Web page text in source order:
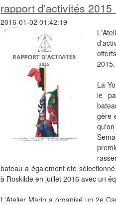
rapport d'activités 2015
2016-01-02 01:42:19
La
le
gère
bateau a également été
à Roskilde en juillet 2016 avec un
L'Atelier Marin a organisé un 2e